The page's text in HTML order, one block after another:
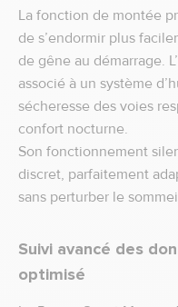
La fonction de montée
de s’endormir plus
de gêne au démarrage.
associé à un système
sécheresse des voies
confort nocturne.
Son fonctionnement
discret, parfaitement
sans perturber le
Suivi avancé des
optimisé